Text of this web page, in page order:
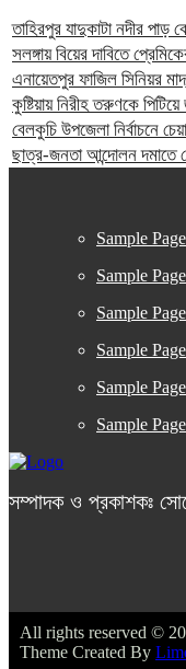
তাহিরপুর যাদুকাটা নদীর পাড়
সলঙ্গায় বিয়ের দাবিতে
এনায়েতপুর ফাজিল সিনিয়র
কুষ্টিয়ায় নিরীহ তরুণকে
বেলকুচি উপজেলা নির্বাচনে
ছাত্র-জনতা আন্দোলন দমাতে
Sample Page
Sample Page
Sample Page
Sample Page
Sample Page
Sample Page
সম্পাদক ও প্রকাশকঃ
All rights reserved ©
Theme Created By